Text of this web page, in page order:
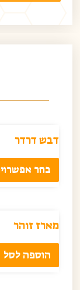
דבש דרדר
בחר
מארז זוהר
הוספה לסל